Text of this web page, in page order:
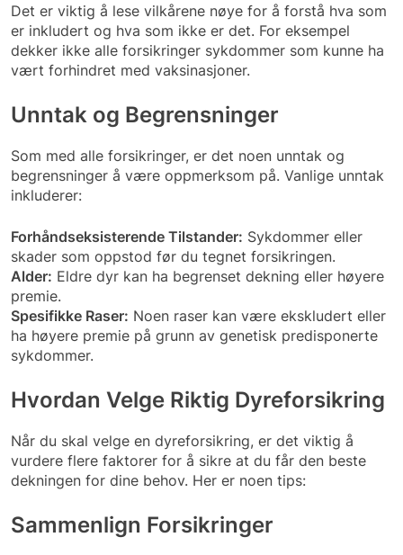
Det er viktig å lese vilkårene nøye for å forstå hva som
er inkludert og hva som ikke er det. For eksempel
dekker ikke alle forsikringer sykdommer som kunne ha
vært forhindret med vaksinasjoner.
Unntak og Begrensninger
Som med alle forsikringer, er det noen unntak og
begrensninger å være oppmerksom på. Vanlige unntak
inkluderer:
Forhåndseksisterende Tilstander: Sykdommer eller
skader som oppstod før du tegnet forsikringen.
Alder: Eldre dyr kan ha begrenset dekning eller høyere
premie.
Spesifikke Raser: Noen raser kan være ekskludert eller
ha høyere premie på grunn av genetisk predisponerte
sykdommer.
Hvordan Velge Riktig Dyreforsikring
Når du skal velge en dyreforsikring, er det viktig å
vurdere flere faktorer for å sikre at du får den beste
dekningen for dine behov. Her er noen tips:
Sammenlign Forsikringer